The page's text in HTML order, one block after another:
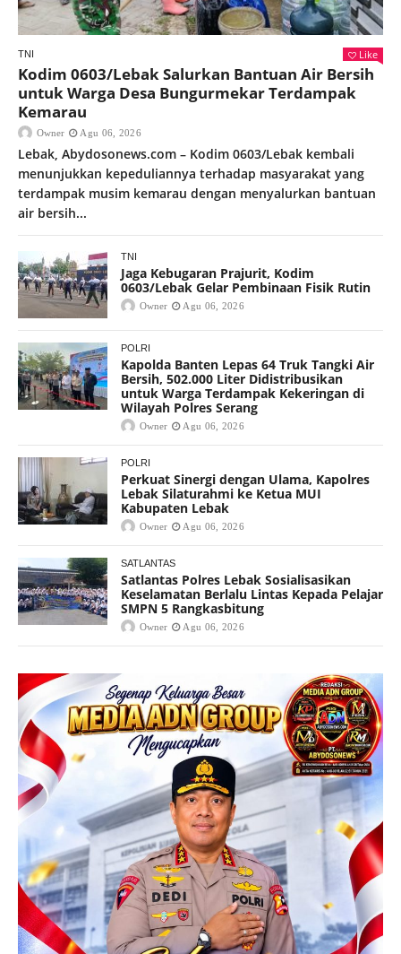
TNI Like
Kodim 0603/Lebak Salurkan Bantuan Air Bersih
untuk Warga Desa Bungurmekar Terdampak
Kemarau
Owner Agu 06, 2026
Lebak, Abydosonews.com – Kodim 0603/Lebak kembali
menunjukkan kepeduliannya terhadap masyarakat yang
terdampak musim kemarau dengan menyalurkan bantuan
air bersih...
TNI
Jaga Kebugaran Prajurit, Kodim
0603/Lebak Gelar Pembinaan Fisik Rutin
Owner Agu 06, 2026
POLRI
Kapolda Banten Lepas 64 Truk Tangki Air
Bersih, 502.000 Liter Didistribusikan
untuk Warga Terdampak Kekeringan di
Wilayah Polres Serang
Owner Agu 06, 2026
POLRI
Perkuat Sinergi dengan Ulama, Kapolres
Lebak Silaturahmi ke Ketua MUI
Kabupaten Lebak
Owner Agu 06, 2026
SATLANTAS
Satlantas Polres Lebak Sosialisasikan
Keselamatan Berlalu Lintas Kepada Pelajar
SMPN 5 Rangkasbitung
Owner Agu 06, 2026